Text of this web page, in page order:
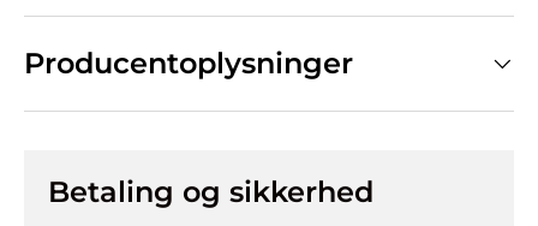
Producentoplysninger
Betaling og sikkerhed